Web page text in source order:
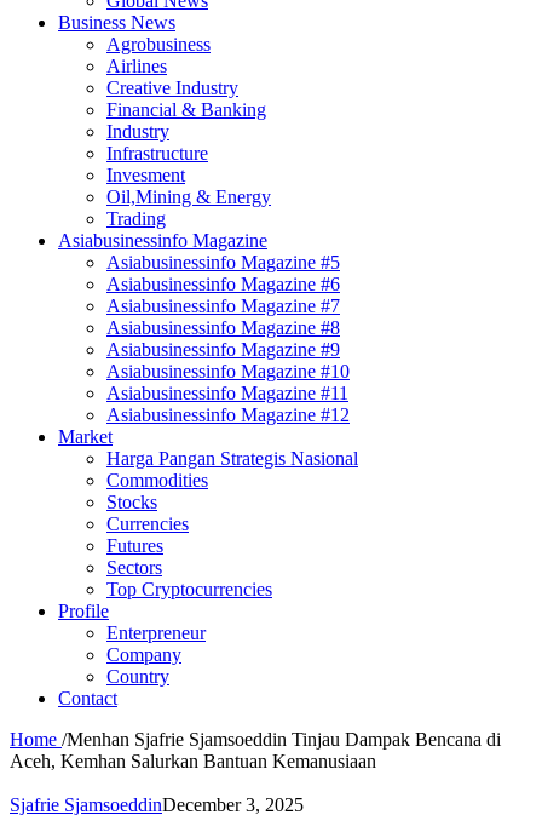
Business News
Agrobusiness
Airlines
Creative Industry
Financial & Banking
Industry
Infrastructure
Invesment
Oil,Mining & Energy
Trading
Asiabusinessinfo Magazine
Asiabusinessinfo Magazine #5
Asiabusinessinfo Magazine #6
Asiabusinessinfo Magazine #7
Asiabusinessinfo Magazine #8
Asiabusinessinfo Magazine #9
Asiabusinessinfo Magazine #10
Asiabusinessinfo Magazine #11
Asiabusinessinfo Magazine #12
Market
Harga Pangan Strategis Nasional
Commodities
Stocks
Currencies
Futures
Sectors
Top Cryptocurrencies
Profile
Enterpreneur
Company
Country
Contact
Home /Menhan Sjafrie Sjamsoeddin Tinjau Dampak Bencana di
Aceh, Kemhan Salurkan Bantuan Kemanusiaan
Sjafrie SjamsoeddinDecember 3, 2025